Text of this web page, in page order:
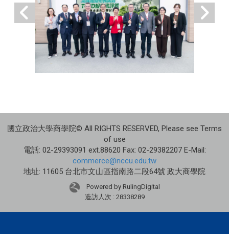
國立政治大學商學院© All RIGHTS RESERVED, Please see Terms
of use
電話: 02-29393091 ext.88620 Fax: 02-29382207 E-Mail:
commerce@nccu.edu.tw
地址: 11605 台北市文山區指南路二段64號 政大商學院
Powered by RulingDigital
造訪人次 : 28338289